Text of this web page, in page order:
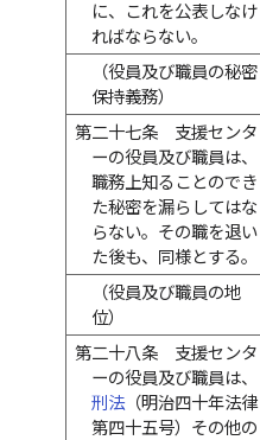
に、これを公表しなけ
ればならない。
（役員及び職員の秘密
保持義務）
第二十七条
支援センタ
ーの役員及び職員は、
職務上知ることのでき
た秘密を漏らしてはな
らない。その職を退い
た後も、同様とする。
（役員及び職員の地
位）
第二十八条
支援センタ
ーの役員及び職員は、
刑法（明治四十年法律
第四十五号）その他の